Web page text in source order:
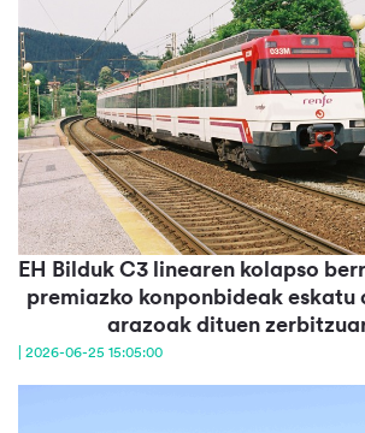
EH Bilduk C3 linearen kolapso
premiazko konponbideak eskatu
arazoak dituen
| 2026-06-25 15:05:00